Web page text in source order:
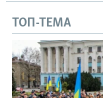
ТОП-ТЕМА